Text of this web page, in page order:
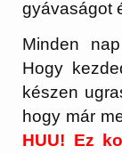
gyávaságot
Minden
Hogy
készen
hogy már
HUU! Ez